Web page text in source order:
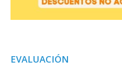
EVALUACIÓN